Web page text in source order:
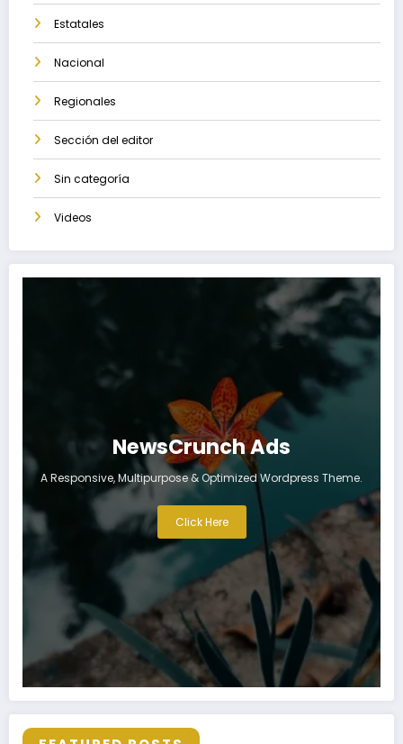
Estatales
Nacional
Regionales
Sección del editor
Sin categoría
Videos
NewsCrunch Ads
A Responsive, Multipurpose & Optimized Wordpress Theme.
Click Here